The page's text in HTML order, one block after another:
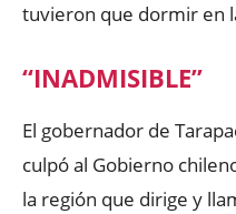
tuvieron que dormir en
“INADMISIBLE”
El gobernador de
culpó al Gobierno
la región que dirige y